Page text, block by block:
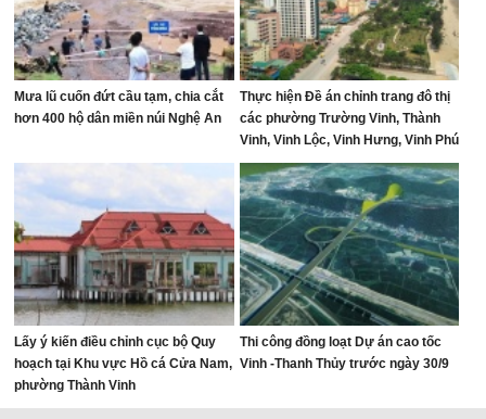
Mưa lũ cuốn đứt cầu tạm, chia cắt
hơn 400 hộ dân miền núi Nghệ An
Thực hiện Đề án chỉnh trang đô thị
các phường Trường Vinh, Thành
Vinh, Vinh Lộc, Vinh Hưng, Vinh Phú
và Cửa Lò giai đoạn 2026 – 2030
Lấy ý kiến điều chỉnh cục bộ Quy
hoạch tại Khu vực Hồ cá Cửa Nam,
phường Thành Vinh
Thi công đồng loạt Dự án cao tốc
Vinh -Thanh Thủy trước ngày 30/9